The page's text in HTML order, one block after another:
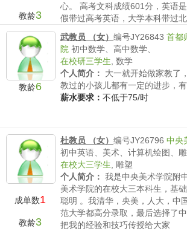
教龄3
心。 高考文科成绩601分，英语
假带过高考英语，大学本科带过
薪水要求：不低于120/时
教龄6
武教员 （女） 编号JY26843 首都
院 初中数学、高中数学、
在校研三学生 数学
个人简介：
大一就开始做家教了
教过的小孩儿都有一定的进步，
薪水要求： 不低于75/时
成单数1
教龄3
杜教员 （女） 编号JY26796 中央
初中英语、美术、计算机绘图、雕
在校大三学生
雕塑
个人简介： 我是中央美术学院附
美术学院的在校大三本科生，基
聪明 。我清华，央美，人大，中
范大学都高分录取，最后选择了
把我的经验和技巧传授给大家